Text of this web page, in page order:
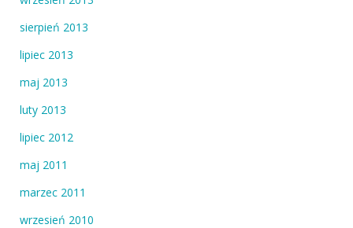
sierpień 2013
lipiec 2013
maj 2013
luty 2013
lipiec 2012
maj 2011
marzec 2011
wrzesień 2010